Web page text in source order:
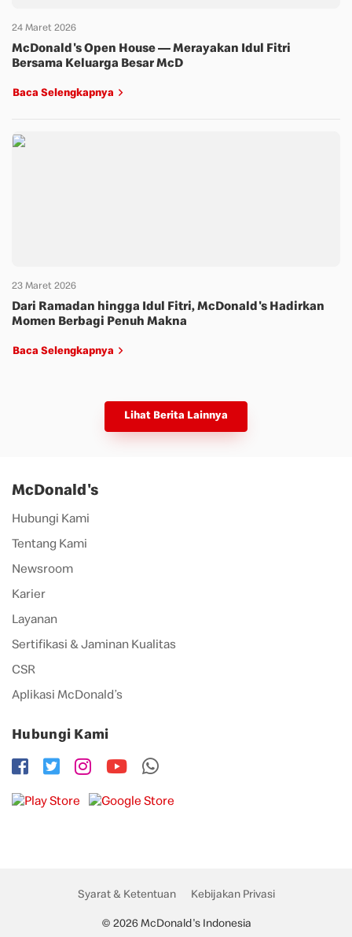
24 Maret 2026
McDonald's Open House — Merayakan Idul Fitri
Bersama Keluarga Besar McD
Baca Selengkapnya
23 Maret 2026
Dari Ramadan hingga Idul Fitri, McDonald's Hadirkan
Momen Berbagi Penuh Makna
Baca Selengkapnya
Lihat Berita Lainnya
McDonald's
Hubungi Kami
Tentang Kami
Newsroom
Karier
Layanan
Sertifikasi & Jaminan Kualitas
CSR
Aplikasi McDonald’s
Hubungi Kami
Syarat & Ketentuan Kebijakan Privasi
© 2026 McDonald's Indonesia